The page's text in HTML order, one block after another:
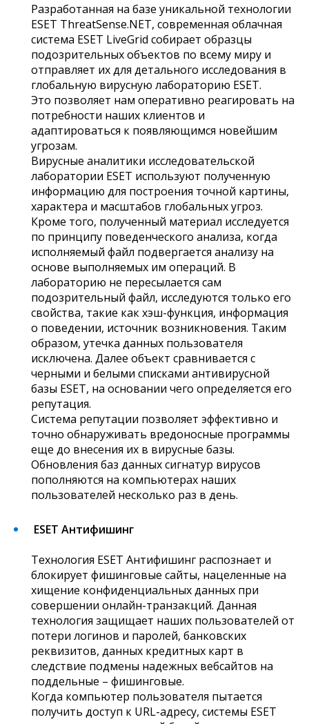
Разработанная на базе уникальной технологии
ESET ThreatSense.NET, современная облачная
система ESET LiveGrid собирает образцы
подозрительных объектов по всему миру и
отправляет их для детального исследования в
глобальную вирусную лабораторию ESET.
Это позволяет нам оперативно реагировать на
потребности наших клиентов и
адаптироваться к появляющимся новейшим
угрозам.
Вирусные аналитики исследовательской
лаборатории ESET используют полученную
информацию для построения точной картины,
характера и масштабов глобальных угроз.
Кроме того, полученный материал исследуется
по принципу поведенческого анализа, когда
исполняемый файл подвергается анализу на
основе выполняемых им операций. В
лабораторию не пересылается сам
подозрительный файл, исследуются только его
свойства, такие как хэш-функция, информация
о поведении, источник возникновения. Таким
образом, утечка данных пользователя
исключена. Далее объект сравнивается с
черными и белыми списками антивирусной
базы ESET, на основании чего определяется его
репутация.
Система репутации позволяет эффективно и
точно обнаруживать вредоносные программы
еще до внесения их в вирусные базы.
Обновления баз данных сигнатур вирусов
пополняются на компьютерах наших
пользователей несколько раз в день.
ESET Антифишинг
Технология ESET Антифишинг распознает и
блокирует фишинговые сайты, нацеленные на
хищение конфиденциальных данных при
совершении онлайн-транзакций. Данная
технология защищает наших пользователей от
потери логинов и паролей, банковских
реквизитов, данных кредитных карт в
следствие подмены надежных вебсайтов на
поддельные – фишинговые.
Когда компьютер пользователя пытается
получить доступ к URL-адресу, системы ESET